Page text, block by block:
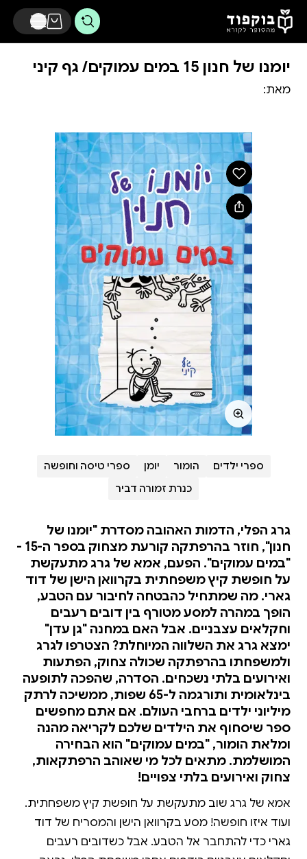
דלג לתוכן הראשי
יומנו של חנון 15 במים עמוקים/ גף קיני
מאת:
ספרי ילדים הומור יומן
ספרי טיסה וחופשה
כנרת זמורה דביר
גרג הפלי, הדמות האהובה מסדרת "יומנו של
חנון", חוזר בהרפתקה קורעת מצחוק בספר ה-15 -
"במים עמוקים". הפעם, אמא של גרג מתעקשת
על חופשת קיץ משפחתית בקרוואן הישן של דוד
גארי. מה שמתחיל כהבטחה לחיבור עם הטבע,
הופך במהרה למסע מטורף בין דובים רעבים
וחקלאים עצבניים. אבל האם במחנה "גן עדן"
ימצא גרג את השלווה המיוחלת? הצטרפו לגרג
ולמשפחתו בהרפתקה שכולה צחוק, הפתעות
ואירועים בלתי נשכחים. הסדרה, שהפכה לתופעה
בינלאומית ותורגמה ל-65 שפות, ממשיכה לרתק
מיליוני ילדים ברחבי העולם. אם אתם מחפשים
ספר שיסחוף את הילדים שלכם לקריאה מהנה
ומלאת הומור, "במים עמוקים" הוא הבחירה
המושלמת. מתאים לכל מי שאוהב הרפתקאות,
צחוק ואירועים בלתי צפויים!
אמא של גרג שוב מתעקשת על חופשת קיץ משפחתית.
ועוד איזו חופשה! מסע בקרוואן הישן והמסריח של דוד
גארי כדי להתחבר אל הטבע. אבל כשדובים רעבים